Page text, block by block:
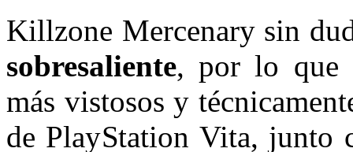
Killzone Mercenary sin
sobresaliente, por lo que
más vistosos y
de PlayStation Vita, junto